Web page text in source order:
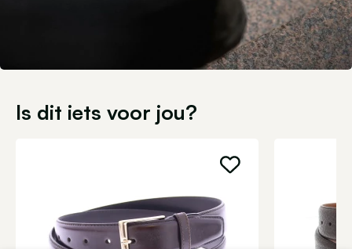
Is dit iets voor jou?